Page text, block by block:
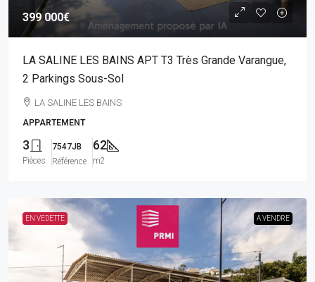
399 000€
LA SALINE LES BAINS APT T3 Très Grande Varangue,
2 Parkings Sous-Sol
LA SALINE LES BAINS
APPARTEMENT
3
Pièces
7547JB
Référence
62
m2
EN VEDETTE A VENDRE